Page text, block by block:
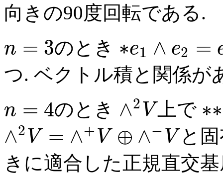
向きの90度回転である.
n = 3のとき ∗e1 ∧ e2 =
つ. ベクトル積と関係が
n = 4のとき ∧2 V上で ∗∗
∧2 V = ∧+ V ⊕ ∧− V と
きに適合した正規直交